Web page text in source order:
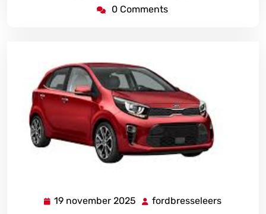
0 Comments
19 november 2025 19 fordbresseleers